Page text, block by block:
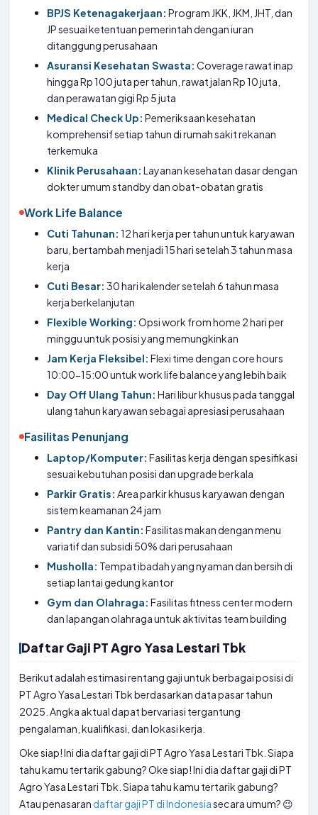
BPJS Ketenagakerjaan: Program JKK, JKM, JHT, dan
JP sesuai ketentuan pemerintah dengan iuran
ditanggung perusahaan
Asuransi Kesehatan Swasta: Coverage rawat inap
hingga Rp 100 juta per tahun, rawat jalan Rp 10 juta,
dan perawatan gigi Rp 5 juta
Medical Check Up: Pemeriksaan kesehatan
komprehensif setiap tahun di rumah sakit rekanan
terkemuka
Klinik Perusahaan: Layanan kesehatan dasar dengan
dokter umum standby dan obat-obatan gratis
Work Life Balance
Cuti Tahunan: 12 hari kerja per tahun untuk karyawan
baru, bertambah menjadi 15 hari setelah 3 tahun masa
kerja
Cuti Besar: 30 hari kalender setelah 6 tahun masa
kerja berkelanjutan
Flexible Working: Opsi work from home 2 hari per
minggu untuk posisi yang memungkinkan
Jam Kerja Fleksibel: Flexi time dengan core hours
10:00-15:00 untuk work life balance yang lebih baik
Day Off Ulang Tahun: Hari libur khusus pada tanggal
ulang tahun karyawan sebagai apresiasi perusahaan
Fasilitas Penunjang
Laptop/Komputer: Fasilitas kerja dengan spesifikasi
sesuai kebutuhan posisi dan upgrade berkala
Parkir Gratis: Area parkir khusus karyawan dengan
sistem keamanan 24 jam
Pantry dan Kantin: Fasilitas makan dengan menu
variatif dan subsidi 50% dari perusahaan
Musholla: Tempat ibadah yang nyaman dan bersih di
setiap lantai gedung kantor
Gym dan Olahraga: Fasilitas fitness center modern
dan lapangan olahraga untuk aktivitas team building
Daftar Gaji PT Agro Yasa Lestari Tbk
Berikut adalah estimasi rentang gaji untuk berbagai posisi di
PT Agro Yasa Lestari Tbk berdasarkan data pasar tahun
2025. Angka aktual dapat bervariasi tergantung
pengalaman, kualifikasi, dan lokasi kerja.
Oke siap! Ini dia daftar gaji di PT Agro Yasa Lestari Tbk. Siapa
tahu kamu tertarik gabung? Oke siap! Ini dia daftar gaji di PT
Agro Yasa Lestari Tbk. Siapa tahu kamu tertarik gabung?
Atau penasaran daftar gaji PT di Indonesiasecara umum? 😉